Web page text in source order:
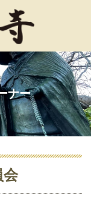
ナー
会